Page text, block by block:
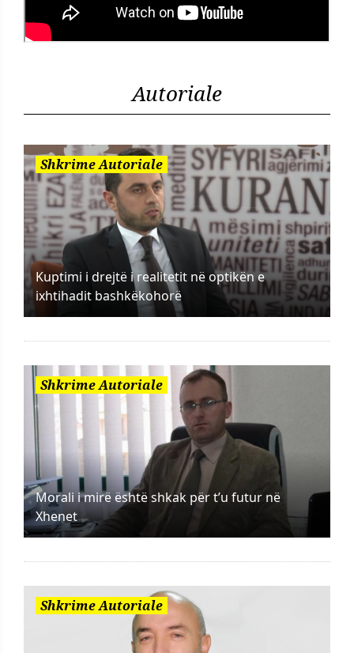
Autoriale
Shkrime Autoriale
Kuptimi i drejtë i realitetit në optikën e
ixhtihadit bashkëkohorë
Shkrime Autoriale
Morali i mirë është shkak për t’u futur në
Xhenet
Shkrime Autoriale